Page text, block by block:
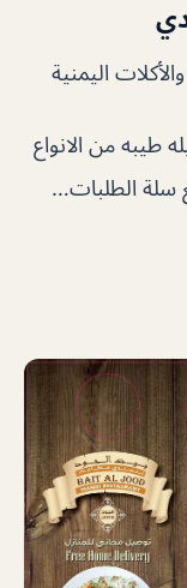
اليمنية
طيبه من الانواع
سلة الطلبات…